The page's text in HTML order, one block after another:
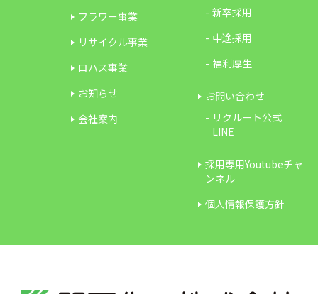
フラワー事業
リサイクル事業
ロハス事業
お知らせ
会社案内
新卒採用
中途採用
福利厚生
お問い合わせ
リクルート公式
LINE
採用専用Youtubeチャ
ンネル
個人情報保護方針